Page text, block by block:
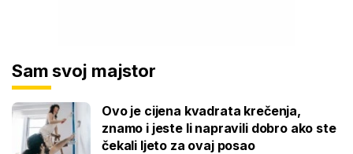
Sam svoj majstor
Ovo je cijena kvadrata krečenja,
znamo i jeste li napravili dobro ako ste
čekali ljeto za ovaj posao